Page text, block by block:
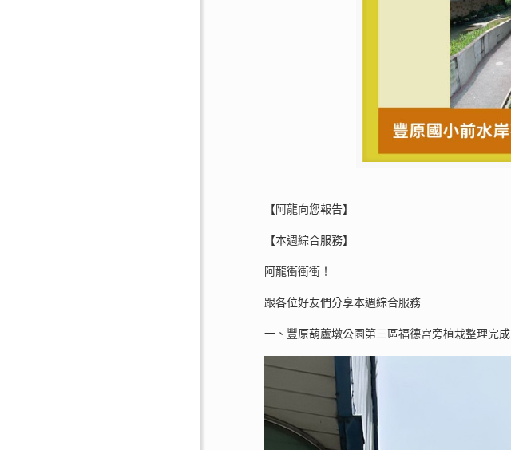
【阿龍向您報告】
【本週綜合服務】
阿龍衝衝衝！
跟各位好友們分享本週綜合服務
一、豐原葫蘆墩公園第三區福德宮旁植栽整理完成